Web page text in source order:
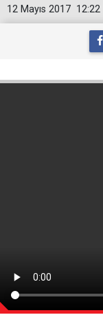
12:22
12 Mayıs 2017